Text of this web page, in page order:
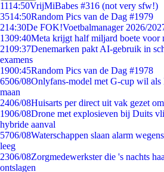
1114:50VrijMiBabes #316 (not very sfw!)
3514:50Random Pics van de Dag #1979
214:30De FOK!Voetbalmanager 2026/
1309:40Meta krijgt half miljard boete voor
2109:37Denemarken pakt AI-gebruik in
examens
1900:45Random Pics van de Dag #1978
6506/08Onlyfans-model met G-cup wil als
maan
2406/08Huisarts per direct uit vak gezet
1906/08Drone met explosieven bij Duits
hybride aanval
5706/08Waterschappen slaan alarm
leeg
2306/08Zorgmedewerkster die 's nachts
ontslagen